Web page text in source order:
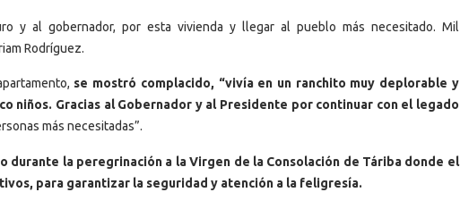
y al gobernador, por esta vivienda y llegar al pueblo más necesitado. Mil
Rodríguez.
se mostró complacido, “vivía en un ranchito muy deplorable y
niños. Gracias al Gobernador y al Presidente por continuar con el legado
más necesitadas”.
durante la peregrinación a la Virgen de la Consolación de Táriba donde el
para garantizar la seguridad y atención a la feligresía.